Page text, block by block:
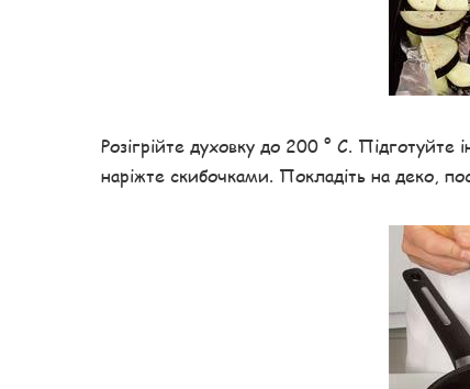
Розігрійте духовку до 200 ° С. Підготуйте
наріжте скибочками. Покладіть на деко,